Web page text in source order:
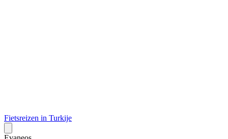
Fietsreizen in Turkije